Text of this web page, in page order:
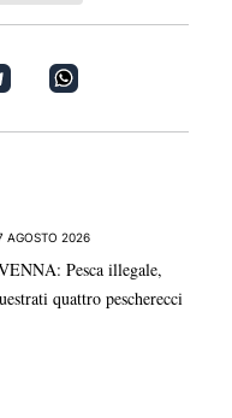
AGOSTO 2026
Pesca illegale,
quattro pescherecci